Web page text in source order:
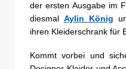
der ersten Ausgabe im
diesmal Aylin König
ihren Kleiderschrank für
Kommt vorbei und